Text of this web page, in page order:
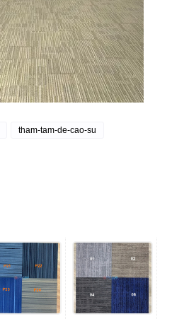
tham-tam-de-cao-su